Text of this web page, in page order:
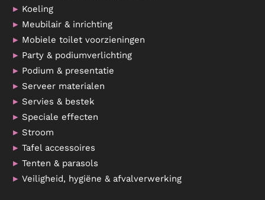
Koeling
Meubilair & inrichting
Mobiele toilet voorzieningen
Party & podiumverlichting
Podium & presentatie
Serveer materialen
Servies & bestek
Speciale effecten
Stroom
Tafel accessoires
Tenten & parasols
Veiligheid, hygiëne & afvalverwerking